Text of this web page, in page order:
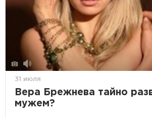
31 июля
Вера Брежнева тайно
мужем?